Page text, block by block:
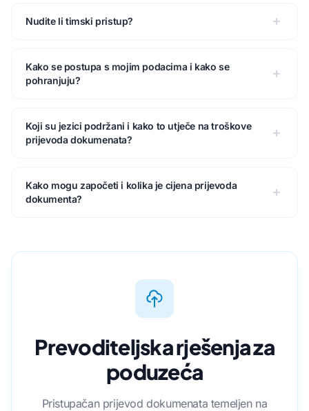
Nudite li timski pristup?
Kako se postupa s mojim podacima i kako se
pohranjuju?
Koji su jezici podržani i kako to utječe na troškove
prijevoda dokumenata?
Kako mogu započeti i kolika je cijena prijevoda
dokumenta?
Prevoditeljska rješenja za
poduzeća
Pristupačan prijevod dokumenata temeljen na